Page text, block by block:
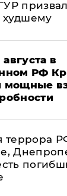
худшему
в
РФ
мощные
террора